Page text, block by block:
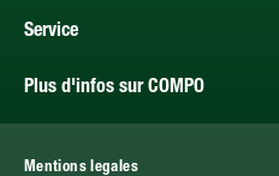
Service
Plus d'infos sur COMPO
Mentions legales